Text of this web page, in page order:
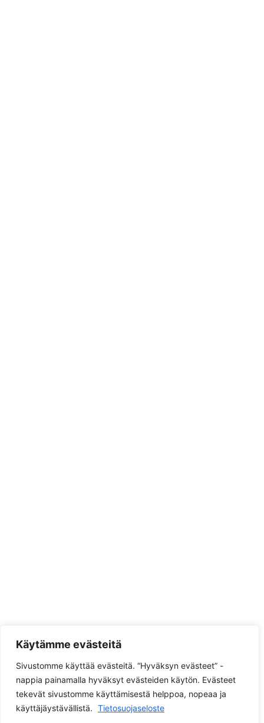
Käytämme evästeitä
Sivustomme käyttää evästeitä. “Hyväksyn evästeet” -
nappia painamalla hyväksyt evästeiden käytön. Evästeet
tekevät sivustomme käyttämisestä helppoa, nopeaa ja
käyttäjäystävällistä. Tietosuojaseloste